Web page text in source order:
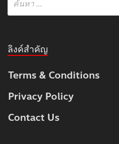
ลิงค์สำคัญ
Terms & Conditions
Privacy Policy
Contact Us